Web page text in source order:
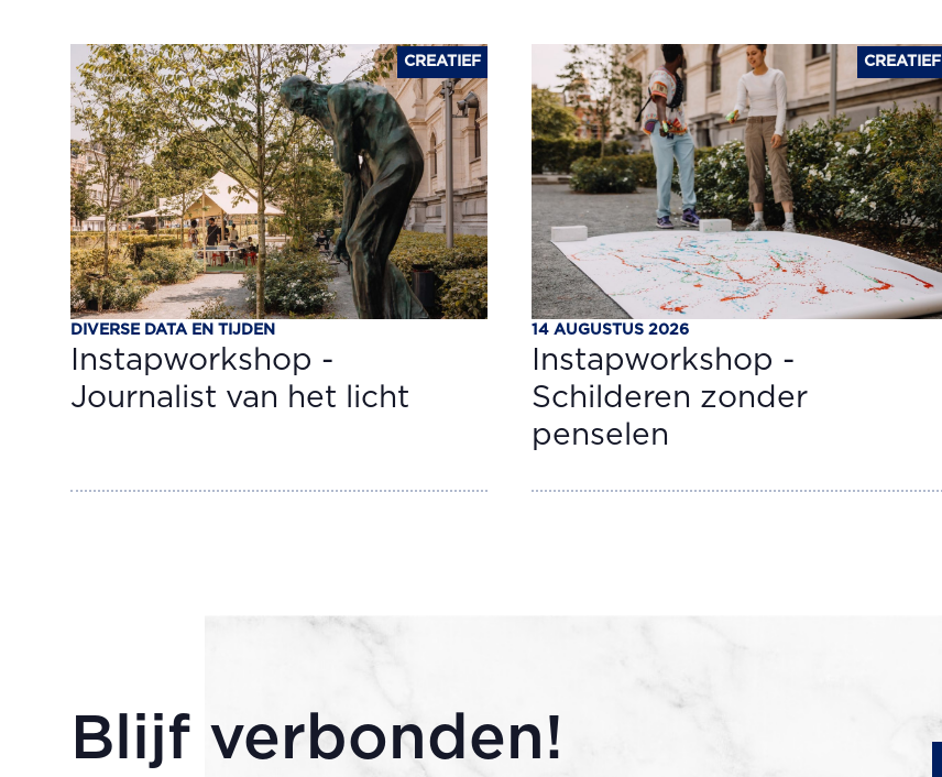
CREATIEF
DIVERSE DATA EN TIJDEN
Instapworkshop -
Journalist van het licht
CREATIEF
14 AUGUSTUS 2026
Instapworkshop -
Schilderen zonder
penselen
Blijf verbonden!